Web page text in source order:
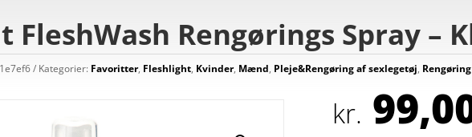
FleshWash Rengørings Spray –
Kategorier: Favoritter, Fleshlight, Kvinder, Mænd, Pleje&Rengøring af sexlegetøj,
kr.